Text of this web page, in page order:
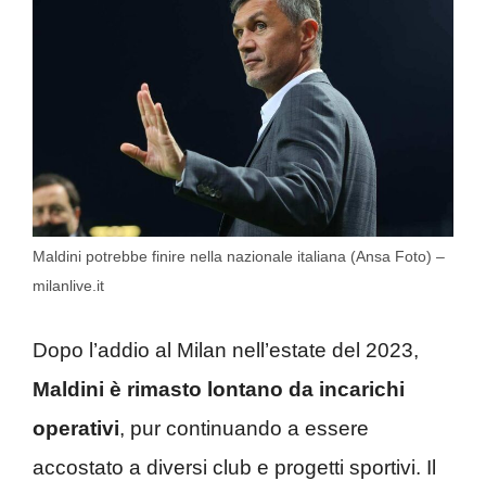
Maldini potrebbe finire nella nazionale italiana (Ansa Foto) –
milanlive.it
Dopo l’addio al Milan nell’estate del 2023,
Maldini è rimasto lontano da incarichi
operativi, pur continuando a essere
accostato a diversi club e progetti sportivi. Il